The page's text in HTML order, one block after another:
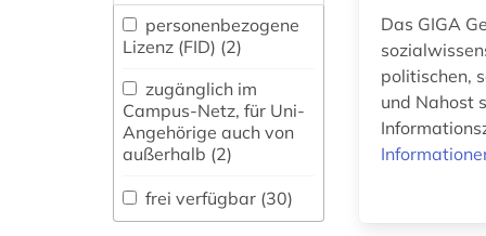
Physik (0)
Politologie (11)
Psychologie (0)
Rechtswissenschaft
Romanistik (0)
frauenforschung (1)
geisteswissenschaften
(1)
genderforschung (1)
geschichte (20)
personenbezogene
Lizenz (FID) (2)
zugänglich im
Campus-Netz, für Uni-
Angehörige auch von
außerhalb (2)
frei verfügbar (30)
Das GIGA
politischen,
und Nahost